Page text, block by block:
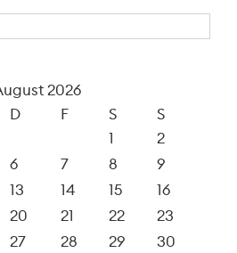
2026
D F S
S
1
2
6 7 8
9
13 14 15
16
20 21 22
23
27 28 29
30